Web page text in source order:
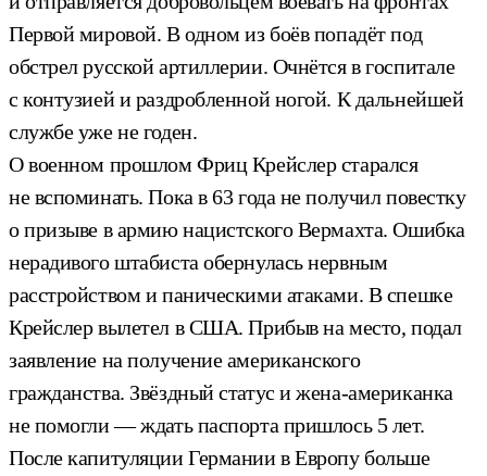
Первой мировой. В одном из боёв попадёт под
обстрел русской артиллерии. Очнётся в госпитале
с контузией и раздробленной ногой. К дальнейшей
службе уже не годен.
О военном прошлом Фриц Крейслер старался
не вспоминать. Пока в 63 года не получил повестку
о призыве в армию нацистского Вермахта. Ошибка
нерадивого штабиста обернулась нервным
расстройством и паническими атаками. В спешке
Крейслер вылетел в США. Прибыв на место, подал
заявление на получение американского
гражданства. Звёздный статус и жена-американка
не помогли — ждать паспорта пришлось 5 лет.
После капитуляции Германии в Европу больше